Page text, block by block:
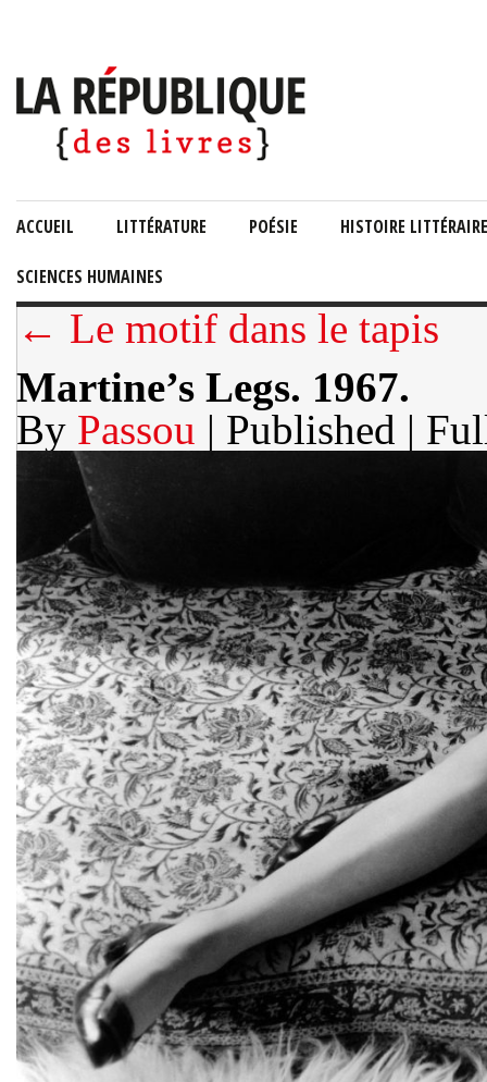
ACCUEIL LITTÉRATURE POÉSIE HISTOIRE LITTÉRAIRE
SCIENCES HUMAINES
← Le motif dans le tapis
Martine’s Legs. 1967.
By Passou | Published |